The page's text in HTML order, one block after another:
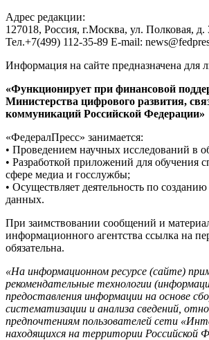
Адрес редакции:
127018, Россия, г.Москва, ул. Полковая, д.
Тел.+7(499) 112-35-89 E-mail:
Информация на сайте предназначена для
«Функционирует при финансовой
Министерства цифрового развития,
коммуникаций Российской Федерации»
«ФедералПресс» занимается:
• Проведением научных исследований в
• Разработкой приложений для обучения
сфере медиа и госслужбы;
• Осуществляет деятельность по
данных.
При заимствовании сообщений и
информационного агентства ссылка на
обязательна.
«На информационном ресурсе (сайте)
рекомендательные технологии
предоставления информации на основе
систематизации и анализа сведений,
предпочтениям пользователей сети
находящихся на территории Российской